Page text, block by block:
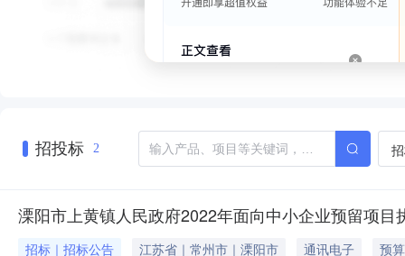
招投标 2
溧阳市上黄镇人民政府2022年面向中小企业预留项目
招标｜招标公告 江苏省｜常州市｜溧阳市 通讯电子
预